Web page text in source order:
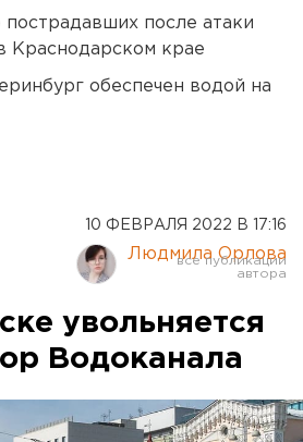
пострадавших после атаки
крае
обеспечен водой на
10 ФЕВРАЛЯ 2022 В 17:16
Людмила Орлова
увольняется
Водоканала